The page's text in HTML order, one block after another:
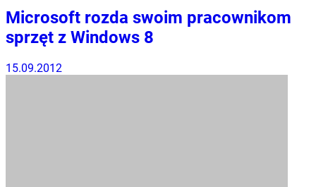
Microsoft rozda swoim pracownikom
sprzęt z Windows 8
15.09.2012